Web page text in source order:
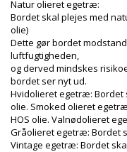
Natur olieret egetræ:
Bordet skal plejes med
olie)
Dette gør bordet
luftfugtigheden,
og derved mindskes
bordet ser nyt ud.
Hvidolieret egetræ: Bordet
olie. Smoked olieret
HOS olie. Valnødolieret
Gråolieret egetræ: Bordet
Vintage egetræ: Bordet